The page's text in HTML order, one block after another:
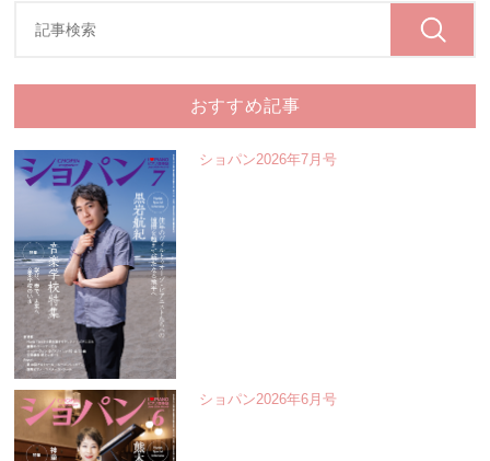
おすすめ記事
ショパン2026年7月号
ショパン2026年6月号